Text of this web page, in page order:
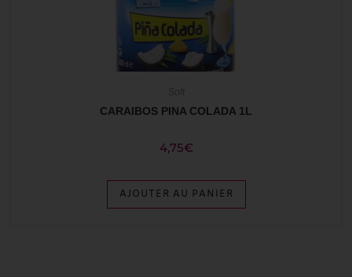
CARAIBOS PINA COLADA 1L
4,75€
AJOUTER AU PANIER